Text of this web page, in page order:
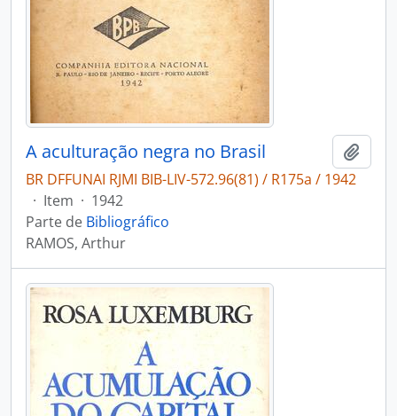
A aculturação negra no Brasil
BR DFFUNAI RJMI BIB-LIV-572.96(81) / R175a / 1942
· Item · 1942
Parte de Bibliográfico
RAMOS, Arthur